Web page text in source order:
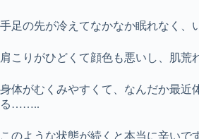
手足の先が冷えてなかなか眠れなく、
肩こりがひどくて顔色も悪いし、肌荒
身体がむくみやすくて、なんだか最近
る……..
このような状態が続くと本当に辛いで